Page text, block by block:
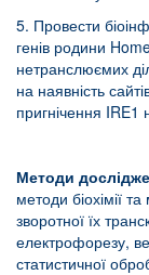
5. Провести
генів родини
нетранслюємих
на наявність
пригнічення IRE1
Методи
методи біохімії
зворотної їх
електрофорезу,
статистичної